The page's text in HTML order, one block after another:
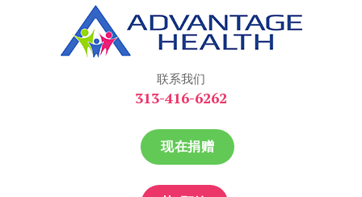
联系我们
313-416-6262
现在捐赠